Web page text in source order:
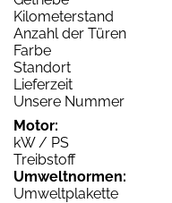
Kilometerstand
Anzahl der Türen
Farbe
Standort
Lieferzeit
Unsere Nummer
Motor:
kW / PS
Treibstoff
Umweltnormen:
Umweltplakette